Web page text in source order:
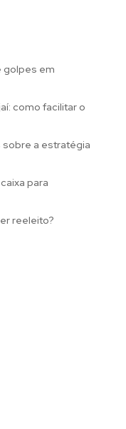
golpes em
como facilitar o
a estratégia
para
reeleito?